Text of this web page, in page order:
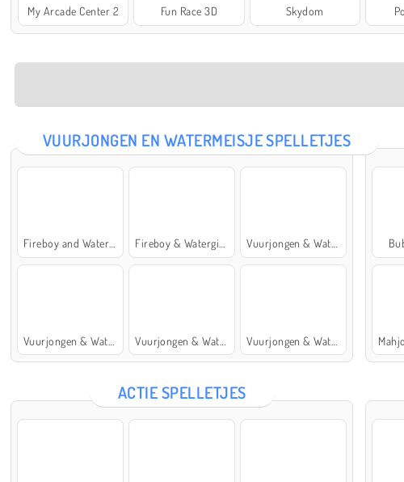
My Arcade Center 2 Fun Race 3D Skydom
VUURJONGEN EN WATERMEISJE SPELLETJES
ACTIE SPELLETJES